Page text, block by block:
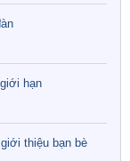
hạn
thiệu bạn bè